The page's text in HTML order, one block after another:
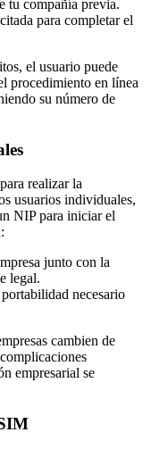
tu compañía previa.
para completar el
el usuario puede
procedimiento en línea
su número de
realizar la
usuarios individuales,
NIP para iniciar el
junto con la
legal.
necesario
cambien de
empresarial se